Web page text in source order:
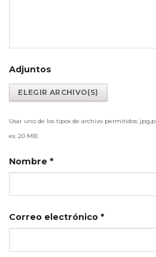
Adjuntos
Usar uno de los tipos de archivo permitidos:
es: 20 MB.
Nombre *
Correo electrónico *